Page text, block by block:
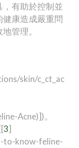
有助於控制並
康造成嚴重問
管理。
skin/c_ct_ac
Acne)])。
3]
to-know-feline-